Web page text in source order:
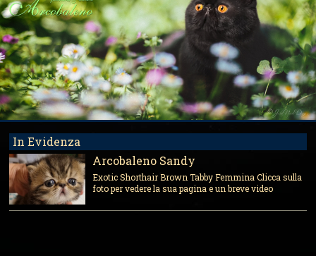
In Evidenza
Arcobaleno Sandy
Exotic Shorthair Brown Tabby Femmina Clicca sulla
foto per vedere la sua pagina e un breve video